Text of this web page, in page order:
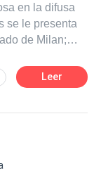
en la difusa
se le presenta
de Milan;
de Bastian
tiene claro
a no
aparece y una
Leer